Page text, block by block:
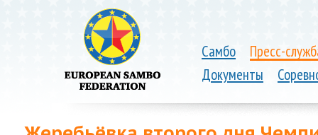
Самбо
Пресс-
Документы